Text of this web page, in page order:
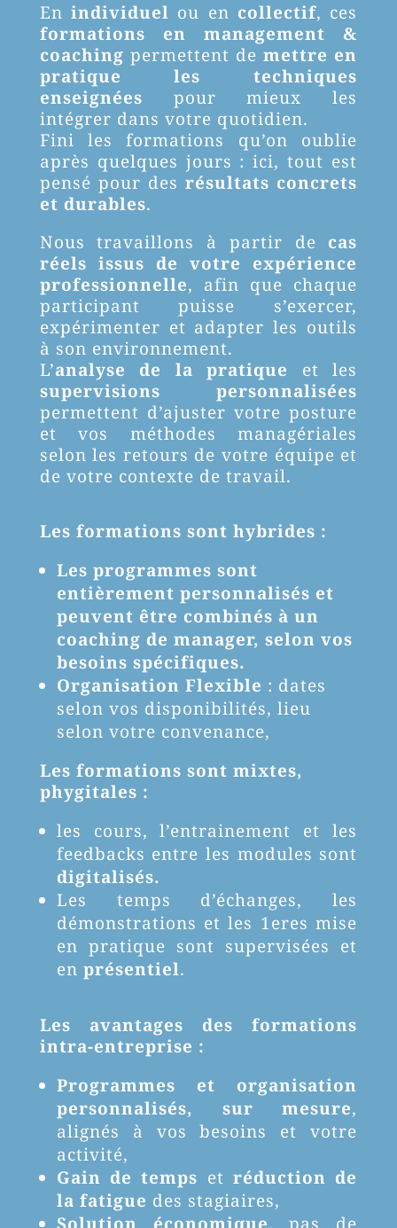
Enindividuel ou en collectif, ces
formations en management &
coaching permettent demettre en
pratique les techniques
enseignées pour mieux les
intégrer dans votre quotidien.
Fini les formations qu’on oublie
après quelques jours : ici, tout est
pensé pour desrésultats concrets
et durables.
Nous travaillons à partir de cas
réels issus de votre expérience
professionnelle, afin que chaque
participant puisse s’exercer,
expérimenter et adapter les outils
à son environnement.
L’analyse de la pratique et les
supervisions personnalisées
permettent d’ajuster votre posture
et vos méthodes managériales
selon les retours de votre équipe et
de votre contexte de travail.
Les formations sont hybrides :
Les programmes sont
entièrement personnalisés et
peuvent être combinés à un
coaching de manager, selon vos
besoins spécifiques.
Organisation Flexible : dates
selon vos disponibilités, lieu
selon votre convenance,
Les formations sont mixtes,
phygitales :
les cours, l’entrainement et les
feedbacks entre les modules sont
digitalisés.
Les temps d’échanges, les
démonstrations et les 1eres mise
en pratique sont supervisées et
en présentiel.
Les avantages des formations
intra-entreprise :
Programmes et organisation
personnalisés,
sur mesure,
alignés à vos besoins et votre
activité,
Gain de temps et réduction de
la fatigue des stagiaires,